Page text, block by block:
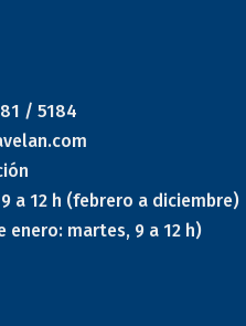
/ 5184
a 12 h (febrero a diciembre)
enero: martes, 9 a 12 h)